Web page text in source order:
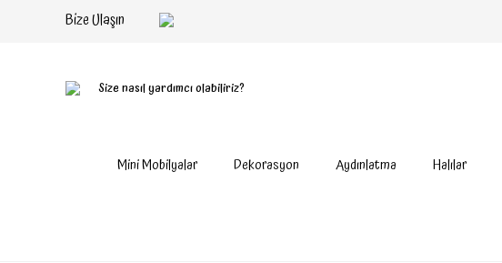
Bize Ulaşın
Size nasıl yardımcı olabiliriz?
Mini Mobilyalar Dekorasyon Aydınlatma Halılar